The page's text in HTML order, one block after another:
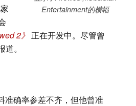
Entertainment的横幅
2》 正在开发中。尽管曾
。
准确率参差不齐，但他曾准